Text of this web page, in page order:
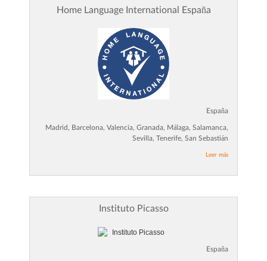
Home Language International España
España
Madrid, Barcelona, Valencia, Granada, Málaga, Salamanca,
Sevilla, Tenerife, San Sebastián
Leer más
Instituto Picasso
España